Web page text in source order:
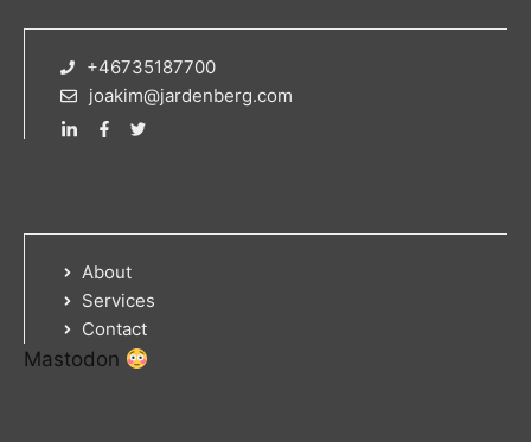
+46735187700
joakim@jardenberg.com
About
Services
Contact
Mastodon